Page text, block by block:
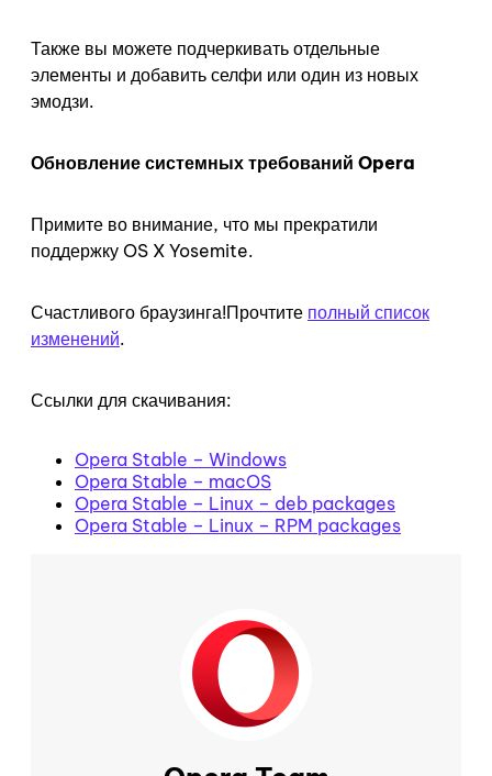
Также вы можете подчеркивать отдельные
элементы и добавить селфи или один из новых
эмодзи.
Обновление системных требований Opera
Примите во внимание, что мы прекратили
поддержку OS X Yosemite.
Счастливого браузинга!Прочтите полный список
изменений.
Ссылки для скачивания:
Opera Stable – Windows
Opera Stable – macOS
Opera Stable – Linux – deb packages
Opera Stable – Linux – RPM packages